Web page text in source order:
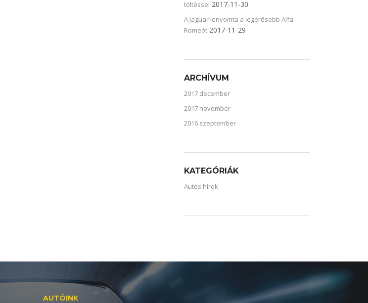
töltéssel 2017-11-30
A Jaguar lenyomta a legerősebb Alfa
Romeót 2017-11-29
ARCHÍVUM
2017 december
2017 november
2016 szeptember
KATEGÓRIÁK
Autós hírek
AUTÓINK